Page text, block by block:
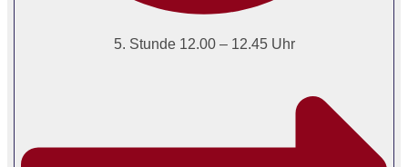
5. Stunde 12.00 – 12.45 Uhr